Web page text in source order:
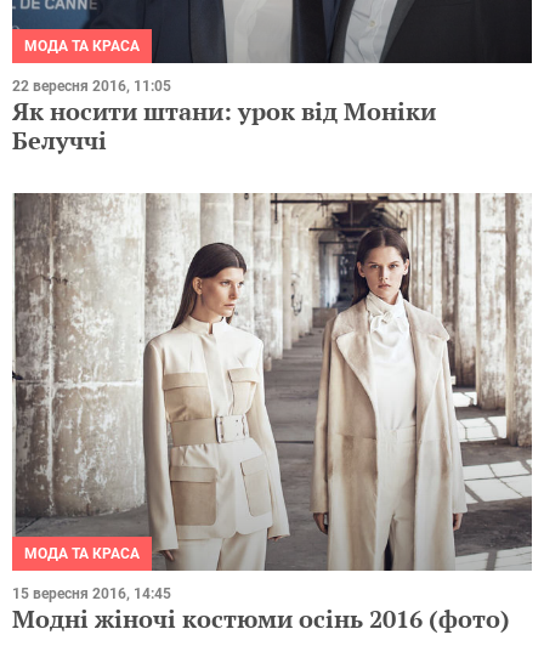
МОДА ТА КРАСА
22 вересня 2016, 11:05
Як носити штани: урок від Моніки
Белуччі
МОДА ТА КРАСА
15 вересня 2016, 14:45
Модні жіночі костюми осінь 2016 (фото)